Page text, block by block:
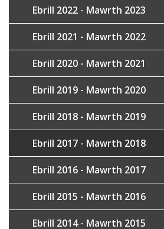
Ebrill 2022 - Mawrth 2023
Ebrill 2021 - Mawrth 2022
Ebrill 2020 - Mawrth 2021
Ebrill 2019 - Mawrth 2020
Ebrill 2018 - Mawrth 2019
Ebrill 2017 - Mawrth 2018
Ebrill 2016 - Mawrth 2017
Ebrill 2015 - Mawrth 2016
Ebrill 2014 - Mawrth 2015